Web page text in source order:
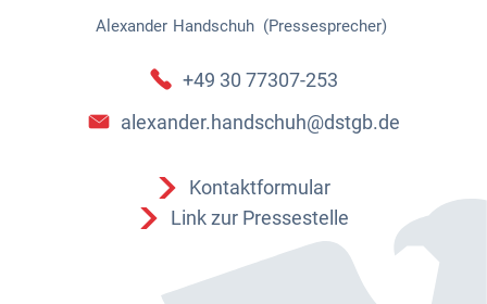
Alexander Handschuh (Pressesprecher)
Alexander Handschuh
+49 30 77307-253
alexander.handschuh@dstgb.de
Kontaktformular
Link zur Pressestelle